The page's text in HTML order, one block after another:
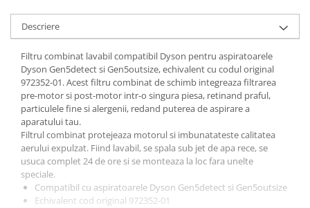
Descriere
Filtru combinat lavabil compatibil Dyson pentru aspiratoarele
Dyson Gen5detect si Gen5outsize, echivalent cu codul original
972352-01. Acest filtru combinat de schimb integreaza filtrarea
pre-motor si post-motor intr-o singura piesa, retinand praful,
particulele fine si alergenii, redand puterea de aspirare a
aparatului tau.
Filtrul combinat protejeaza motorul si imbunatateste calitatea
aerului expulzat. Fiind lavabil, se spala sub jet de apa rece, se
usuca complet 24 de ore si se monteaza la loc fara unelte
speciale.
Compatibil cu aspiratoarele Dyson Gen5detect si Gen5outsize
Echivalent cod original 972352-01